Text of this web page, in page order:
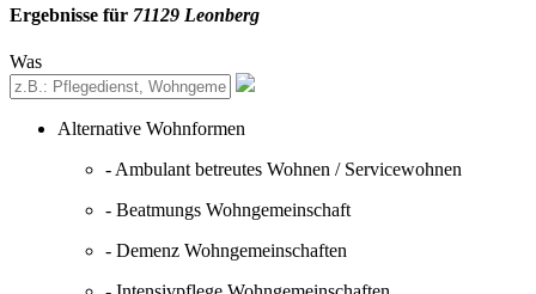
Ergebnisse für 71129 Leonberg
Was
Alternative Wohnformen
- Ambulant betreutes Wohnen / Servicewohnen
- Beatmungs Wohngemeinschaft
- Demenz Wohngemeinschaften